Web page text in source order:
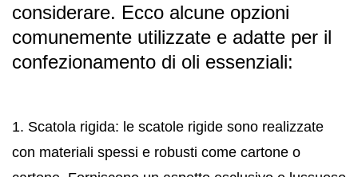
considerare. Ecco alcune opzioni
comunemente utilizzate e adatte per il
confezionamento di oli essenziali:
1. Scatola rigida: le scatole rigide sono realizzate
con materiali spessi e robusti come cartone o